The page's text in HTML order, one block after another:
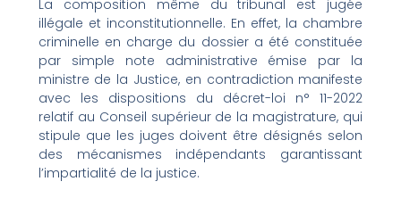
La composition même du tribunal est jugée
illégale et inconstitutionnelle. En effet, la chambre
criminelle en charge du dossier a été constituée
par simple note administrative émise par la
ministre de la Justice, en contradiction manifeste
avec les dispositions du décret-loi n° 11-2022
relatif au Conseil supérieur de la magistrature, qui
stipule que les juges doivent être désignés selon
des mécanismes indépendants garantissant
l’impartialité de la justice.